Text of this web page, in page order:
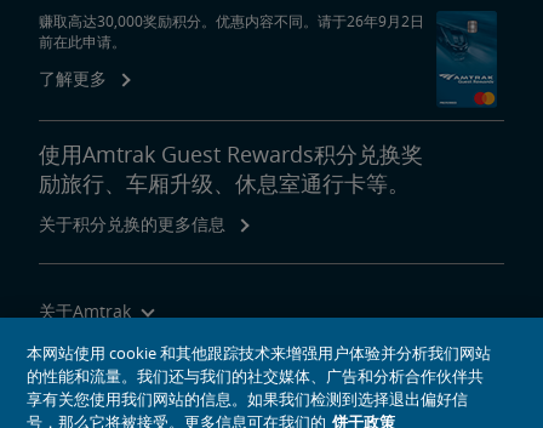
赚取高达30,000奖励积分。优惠内容不同。请于26年9月2日
前在此申请。
了解更多
使用Amtrak Guest Rewards积分兑换奖
励旅行、车厢升级、休息室通行卡等。
关于积分兑换的更多信息
关于Amtrak
乘坐Amtrak列车旅行
网站工具
本网站使用 cookie 和其他跟踪技术来增强用户体验并分析我们网站
的性能和流量。我们还与我们的社交媒体、广告和分析合作伙伴共
享有关您使用我们网站的信息。如果我们检测到选择退出偏好信
号，那么它将被接受。更多信息可在我们的 饼干政策